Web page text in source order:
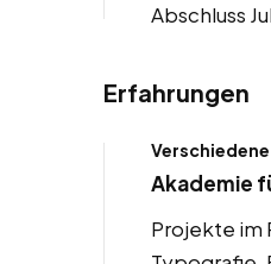
Abschluss
Erfahrungen
Akademie
Projekte im